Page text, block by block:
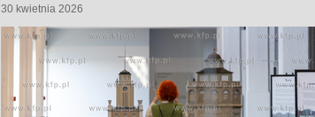
30 kwietnia 2026